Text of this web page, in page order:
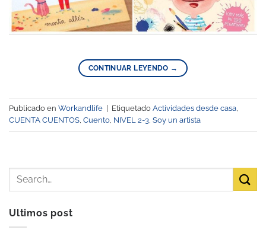
CONTINUAR LEYENDO →
Publicado en Workandlife Etiquetado Actividades desde casa,
CUENTA CUENTOS, Cuento, NIVEL 2-3, Soy un artista
Ultimos post